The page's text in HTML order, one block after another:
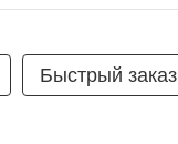
Быстрый заказ